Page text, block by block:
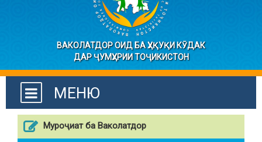
ВАКОЛАТДОР ОИД БА ҲУҚУҚИ КӮДАК
ДАР ҶУМҲУРИИ ТОҶИКИСТОН
МЕНЮ
Муроҷиат ба Ваколатдор